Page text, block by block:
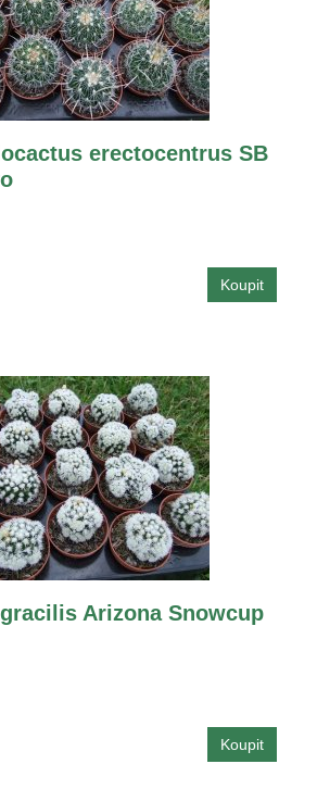
erectocentrus SB
Arizona Snowcup